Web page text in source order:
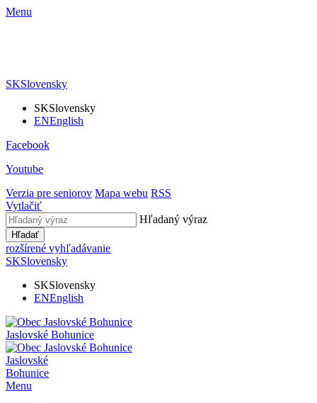
Menu
SKSlovensky
SKSlovensky
ENEnglish
Facebook
Youtube
Verzia pre seniorov Mapa webu RSS
Vytlačiť
Hľadaný výraz
Hľadať
rozšírené vyhľadávanie
SKSlovensky
SKSlovensky
ENEnglish
Jaslovské Bohunice
Jaslovské
Bohunice
Menu